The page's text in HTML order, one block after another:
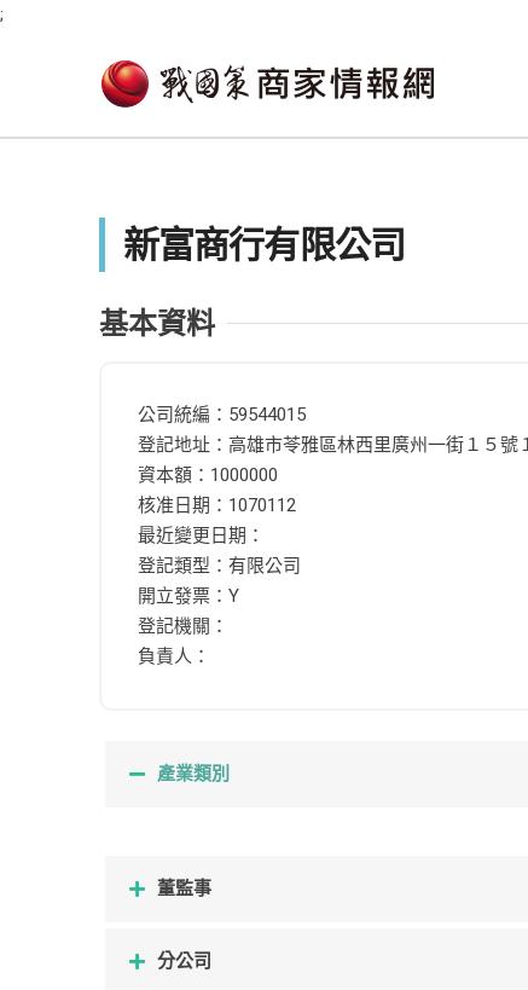
;
新富商行有限公司
基本資料
公司統編：59544015
登記地址：高雄市苓雅區林西里廣州一街１５號
資本額：1000000
核准日期：1070112
最近變更日期：
登記類型：有限公司
開立發票：Y
登記機關：
負責人：
產業類別
董監事
分公司